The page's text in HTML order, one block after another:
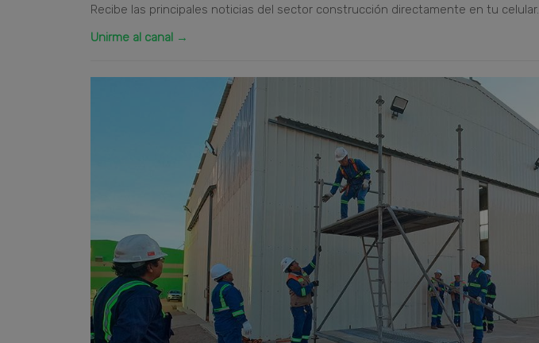
Recibe las principales noticias del sector construcción directamente en tu celular.
Unirme al canal →